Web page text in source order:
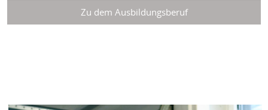
Zu dem Ausbildungsberuf